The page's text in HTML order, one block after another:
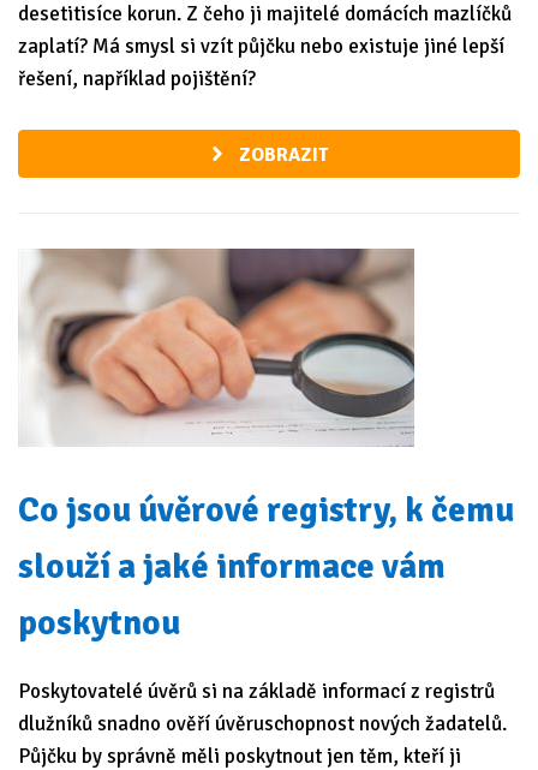
desetitisíce korun. Z čeho ji majitelé domácích mazlíčků
zaplatí? Má smysl si vzít půjčku nebo existuje jiné lepší
řešení, například pojištění?
ZOBRAZIT
Co jsou úvěrové registry, k čemu
slouží a jaké informace vám
poskytnou
Poskytovatelé úvěrů si na základě informací z registrů
dlužníků snadno ověří úvěruschopnost nových žadatelů.
Půjčku by správně měli poskytnout jen těm, kteří ji